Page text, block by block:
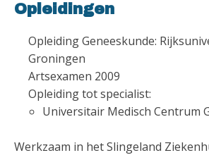
Opleidingen
Opleiding Geneeskunde:
Groningen
Artsexamen 2009
Opleiding tot specialist:
Universitair Medisch Centrum
Werkzaam in het Slingeland